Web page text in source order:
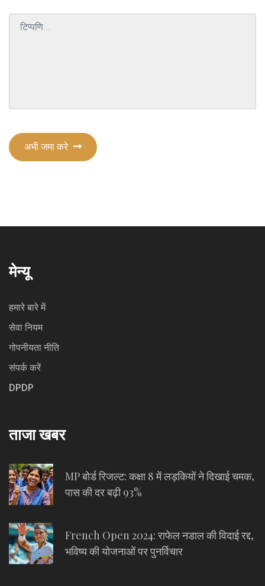
अभी जमा करे
मेन्यू
हमारे बारे में
सेवा नियम
गोपनीयता नीति
संपर्क करें
DPDP
ताजा खबर
MP बोर्ड रिजल्ट: कक्षा 8 में लड़कियों ने दिखाई चमक,
पास की दर बढ़ी 93%
French Open 2024: राफेल नडाल की विदाई रद्द,
भविष्य की योजनाओं पर पुनर्विचार